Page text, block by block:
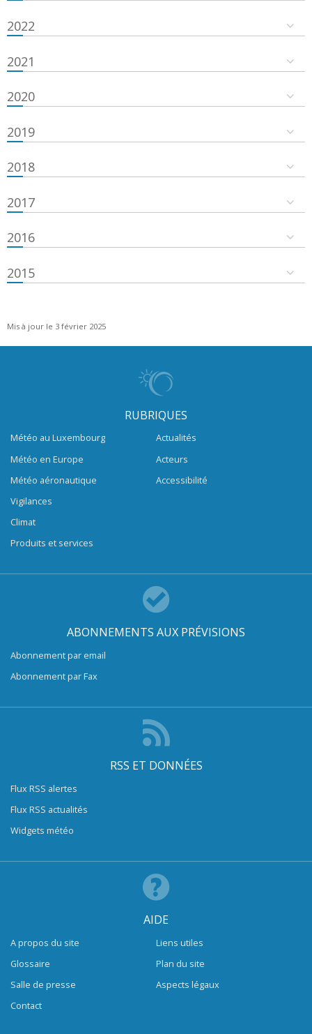
2022
2021
2020
2019
2018
2017
2016
2015
Mis à jour le 3 février 2025
RUBRIQUES
Météo au Luxembourg
Météo en Europe
Météo aéronautique
Vigilances
Climat
Produits et services
Actualités
Acteurs
Accessibilité
ABONNEMENTS AUX PRÉVISIONS
Abonnement par email
Abonnement par Fax
RSS ET DONNÉES
Flux RSS alertes
Flux RSS actualités
Widgets météo
AIDE
A propos du site
Glossaire
Salle de presse
Contact
Liens utiles
Plan du site
Aspects légaux